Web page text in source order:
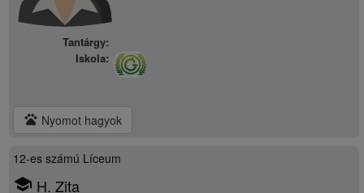
Tantárgy:
Iskola:
pets Nyomot hagyok
12-es számú Líceum
school H. Zita